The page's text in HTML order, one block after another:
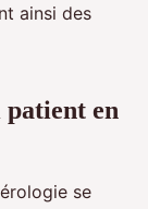
ainsi des
patient en
se